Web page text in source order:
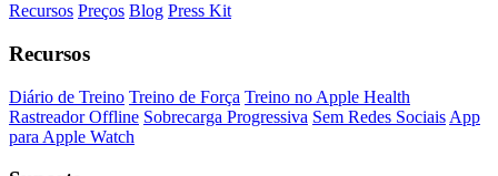
Recursos Preços Blog Press Kit
Recursos
Diário de Treino Treino de Força Treino no Apple Health
Rastreador Offline Sobrecarga Progressiva Sem Redes Sociais App
para Apple Watch